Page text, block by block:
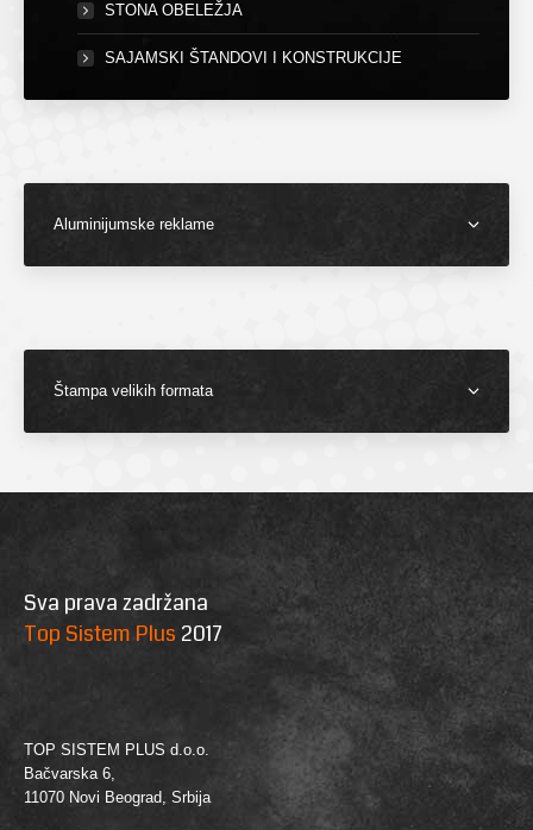
STONA OBELEŽJA
SAJAMSKI ŠTANDOVI I KONSTRUKCIJE
Aluminijumske reklame
Štampa velikih formata
Sva prava zadržana
Top Sistem Plus 2017
TOP SISTEM PLUS d.o.o.
Bačvarska 6,
11070 Novi Beograd, Srbija